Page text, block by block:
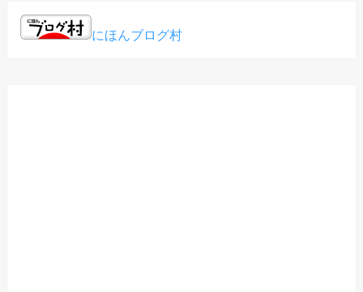
にほんブログ村